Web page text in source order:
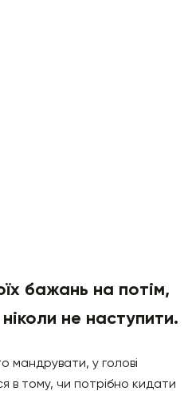
бажань на потім,
не наступити.
мандрувати, у голові
в тому, чи потрібно кидати